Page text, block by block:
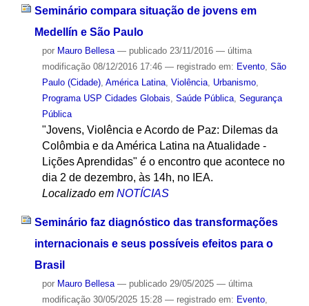
Seminário compara situação de jovens em
Medellín e São Paulo
por Mauro Bellesa — publicado23/11/2016 — última
modificação08/12/2016 17:46 — registrado em: Evento, São
Paulo (Cidade), América Latina, Violência, Urbanismo,
Programa USP Cidades Globais Saúde Pública, Segurança
Pública
"Jovens, Violência e Acordo de Paz: Dilemas da
Colômbia e da América Latina na Atualidade -
Lições Aprendidas" é o encontro que acontece no
dia 2 de dezembro, às 14h, no IEA.
Localizado em NOTÍCIAS
Seminário faz diagnóstico das transformações
internacionais e seus possíveis efeitos para o
Brasil
por Mauro Bellesa — publicado29/05/2025 — última
modificação30/05/2025 15:28 — registrado em: Evento,